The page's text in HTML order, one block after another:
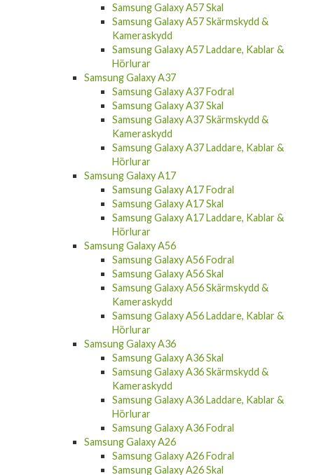
Samsung Galaxy A57 Skal
Samsung Galaxy A57 Skärmskydd &
Kameraskydd
Samsung Galaxy A57 Laddare, Kablar &
Hörlurar
Samsung Galaxy A37
Samsung Galaxy A37 Fodral
Samsung Galaxy A37 Skal
Samsung Galaxy A37 Skärmskydd &
Kameraskydd
Samsung Galaxy A37 Laddare, Kablar &
Hörlurar
Samsung Galaxy A17
Samsung Galaxy A17 Fodral
Samsung Galaxy A17 Skal
Samsung Galaxy A17 Laddare, Kablar &
Hörlurar
Samsung Galaxy A56
Samsung Galaxy A56 Fodral
Samsung Galaxy A56 Skal
Samsung Galaxy A56 Skärmskydd &
Kameraskydd
Samsung Galaxy A56 Laddare, Kablar &
Hörlurar
Samsung Galaxy A36
Samsung Galaxy A36 Skal
Samsung Galaxy A36 Skärmskydd &
Kameraskydd
Samsung Galaxy A36 Laddare, Kablar &
Hörlurar
Samsung Galaxy A36 Fodral
Samsung Galaxy A26
Samsung Galaxy A26 Fodral
Samsung Galaxy A26 Skal